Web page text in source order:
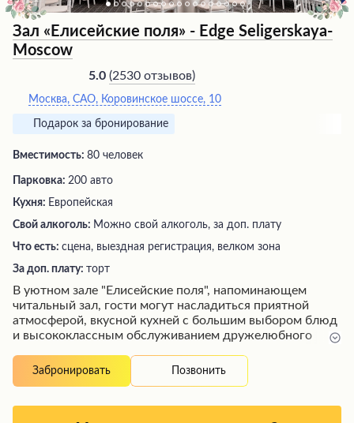
Зал «Елисейские поля» - Edge Seligerskaya-
Moscow
5.0 (2530 отзывов)
Москва, САО, Коровинское шоссе, 10
Подарок за бронирование
Вместимость: 80 человек
Парковка: 200 авто
Кухня: Европейская
Свой алкоголь: Можно свой алкоголь, за доп. плату
Что есть: сцена, выездная регистрация, велком зона
За доп. плату: торт
В уютном зале "Елисейские поля", напоминающем
читальный зал, гости могут насладиться приятной
атмосферой, вкусной кухней с большим выбором блюд
и высококлассным обслуживанием дружелюбного
чистотой и комфортом, однако следует учитывать, что
звукоизоляция между ними может быть
аэропорта и качественный шведский стол на завтрак
Забронировать Позвонить